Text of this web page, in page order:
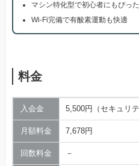
マシン特化型で初心者にもぴっ
Wi-Fi完備で有酸素運動も快適
料金
入会金 5,500円（セキュリ
月額料金 7,678円
回数料金 －